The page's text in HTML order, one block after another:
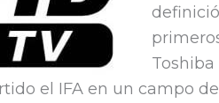
el IFA en un campo